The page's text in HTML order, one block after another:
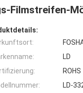
Filmstreifen-
LD
ROHS
LD-